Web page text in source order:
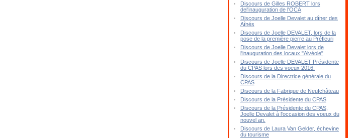
Discours de Gilles ROBERT lors
del'inauguration de l'OCA
Discours de Joelle Devalet au dîner des
Aînés
Discours de Joelle DEVALET, lors de la
pose de la première pierre au Préfleuri
Discours de Joelle Devalet lors de
l'inauguration des locaux "Alvéole"
Discours de Joelle DEVALET Présidente
du CPAS lors des voeux 2016.
Discours de la Directrice générale du
CPAS
Discours de la Fabrique de Neufchâteau
Discours de la Présidente du CPAS
Discours de la Présidente du CPAS,
Joelle Devalet à l'occasion des voeux du
nouvel an.
Discours de Laura Van Gelder, échevine
du tourisme